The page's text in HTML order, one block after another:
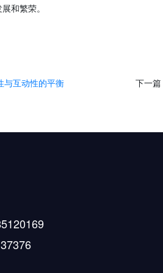
和繁荣。
与互动性的平衡 下一篇